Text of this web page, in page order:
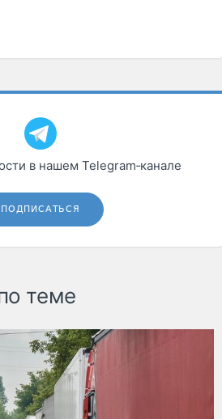
в нашем Telegram‑канале
ПОДПИСАТЬСЯ
теме